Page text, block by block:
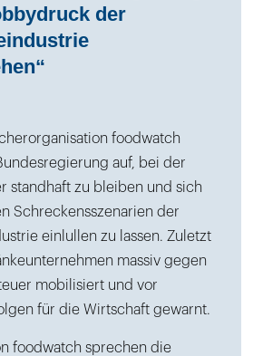
der
foodwatch
auf, bei der
standhaft zu bleiben und sich
Schreckensszenarien der
einlullen zu lassen. Zuletzt
massiv gegen
mobilisiert und vor
für die Wirtschaft gewarnt.
foodwatch sprechen die